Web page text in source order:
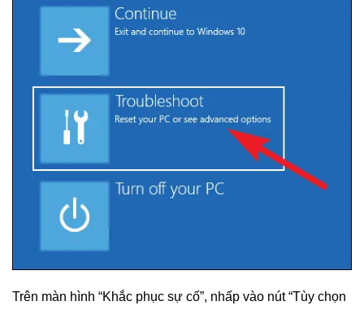
Trên màn hình “Khắc phục sự cố”, nhấp vào nút “Tùy chọn